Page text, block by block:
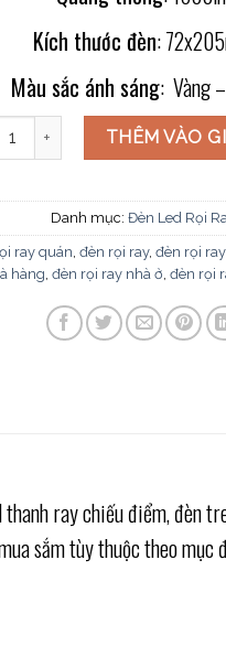
Kích thước đèn:
Màu sắc ánh sáng: Vàng
pha tiêu điểm thanh ray FR-
THÊM VÀO
Danh mục: Đèn Led Rọi
ray quán đèn rọi ray, đèn rọi
hàng đèn rọi ray nhà ở đèn rọi
ray chiếu điểm, đèn
sắm tùy thuộc theo